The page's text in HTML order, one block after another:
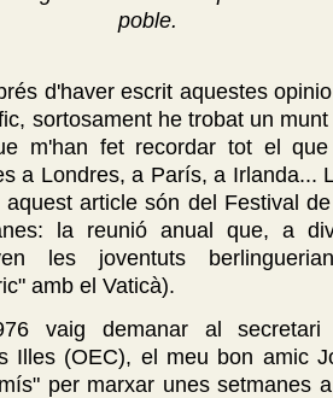
poble.
d'haver escrit aquestes
sortosament he trobat un
m'han fet recordar tot el
a Londres, a París, a Irlanda...
article són del Festival
la reunió anual que, a
les joventuts
amb el Vaticà).
vaig demanar al secretari
Illes (OEC), el meu bon amic
per marxar unes setmanes